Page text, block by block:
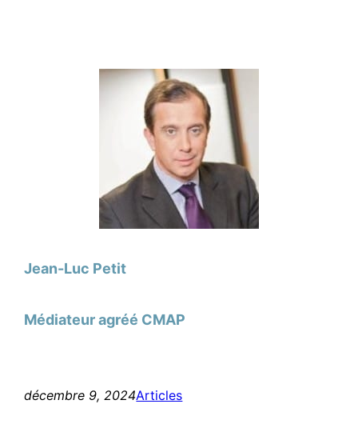
Jean-Luc Petit
Médiateur agréé CMAP
décembre 9, 2024Articles